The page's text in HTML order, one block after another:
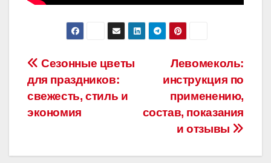
Навигация
по
записям
Левомеколь:
инструкция по
применению,
состав, показания
и отзывы
Сезонные цветы
для праздников:
свежесть, стиль и
экономия